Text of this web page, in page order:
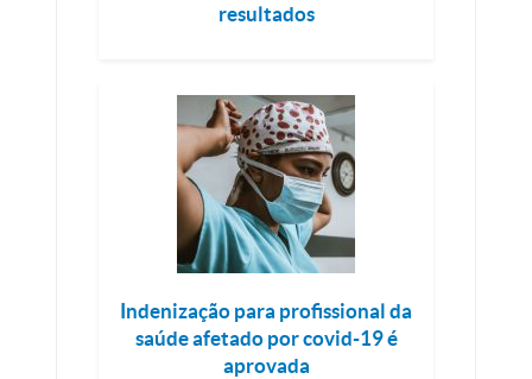
resultados
Indenização para profissional da
saúde afetado por covid-19 é
aprovada